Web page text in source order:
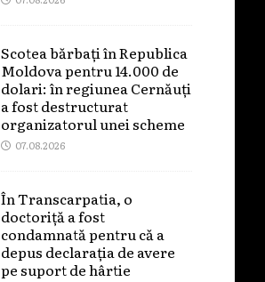
Scotea bărbați în Republica
Moldova pentru 14.000 de
dolari: în regiunea Cernăuți
a fost destructurat
organizatorul unei scheme
07.08.2026
În Transcarpatia, o
doctoriță a fost
condamnată pentru că a
depus declarația de avere
pe suport de hârtie